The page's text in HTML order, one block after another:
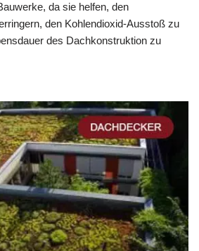
da sie helfen, den
den Kohlendioxid-Ausstoß zu
des Dachkonstruktion zu